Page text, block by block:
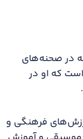
در صحنه‌های
که او در
فرهنگی و